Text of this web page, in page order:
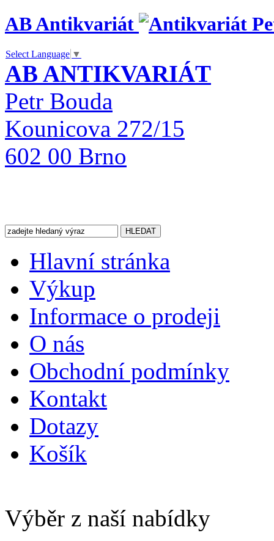
AB Antikvariát
Select Language ▼
AB ANTIKVARIÁT
Petr Bouda
Kounicova 272/15
602 00 Brno
Hlavní stránka
Výkup
Informace o prodeji
O nás
Obchodní podmínky
Kontakt
Dotazy
Košík
Výběr z naší nabídky